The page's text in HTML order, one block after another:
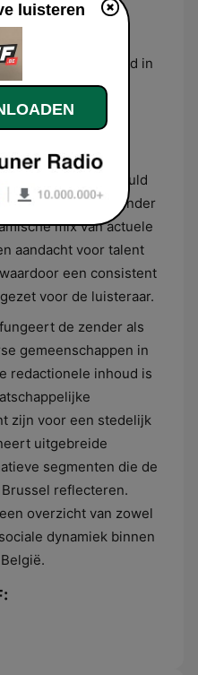
gevestigd in
op urban
muzikale
uit een
en funk, aangevuld
dancehall. De zender
mix van actuele
aandacht voor talent
een consistent
voor de luisteraar.
de zender als
gemeenschappen in
redactionele inhoud is
zijn voor een stedelijk
uitgebreide
segmenten die de
reflecteren.
overzicht van zowel
dynamiek binnen
luisteren